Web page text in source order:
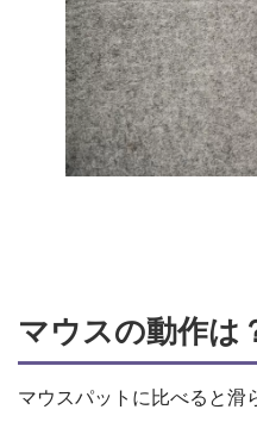
マウスの動作は
マウスパットに比べると滑